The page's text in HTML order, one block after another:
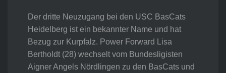
Der dritte Neuzugang bei den USC BasCats
Heidelberg ist ein bekannter Name und hat
Bezug zur Kurpfalz. Power Forward Lisa
Bertholdt (28) wechselt vom Bundesligisten
Aigner Angels Nördlingen zu den BasCats und